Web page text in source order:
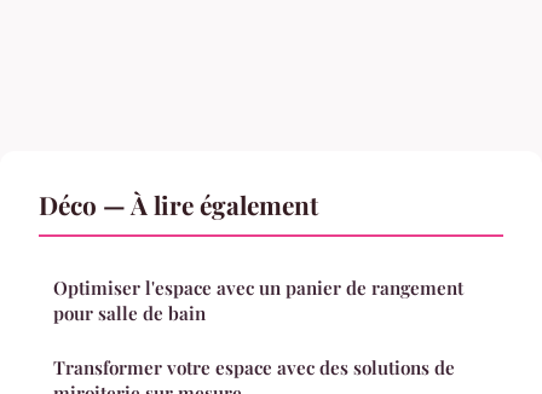
Déco — À lire également
Optimiser l'espace avec un panier de rangement
pour salle de bain
Transformer votre espace avec des solutions de